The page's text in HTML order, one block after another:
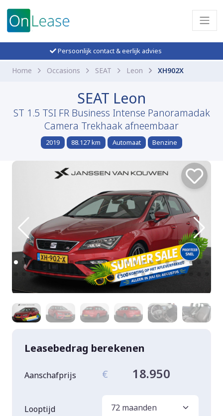
Persoonlijk contact & eerlijk advies
Home Occasions SEAT Leon XH902X
SEAT Leon
ST 1.5 TSI FR Business Intense Panoramadak
Camera Trekhaak afneembaar
2019 88.127 km Automaat Benzine
Leasebedrag berekenen
Aanschafprijs € 18.950
Looptijd